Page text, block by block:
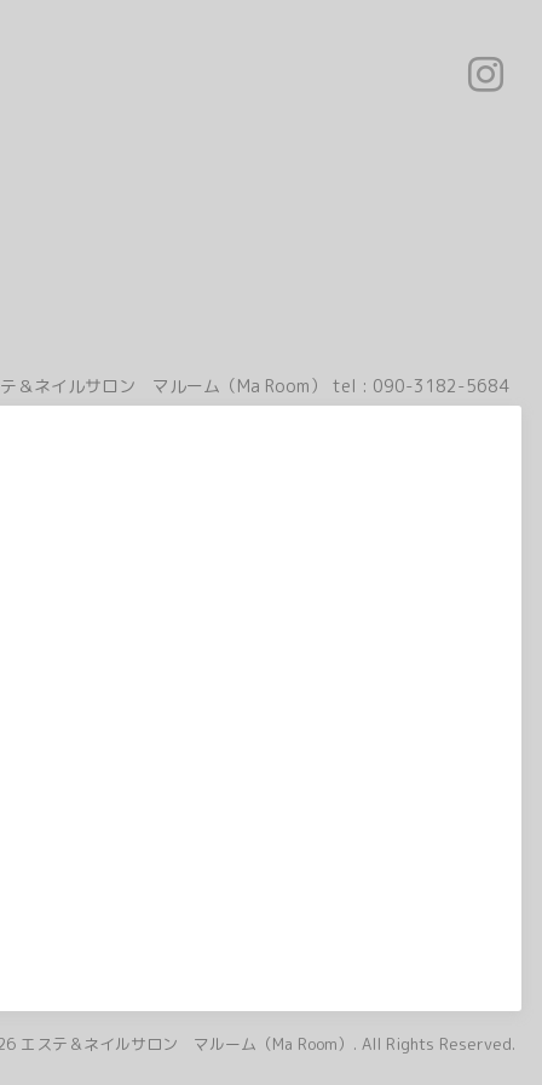
＆ネイルサロン マルーム（Ma Room） tel : 090-3182-5684
エステ＆ネイルサロン マルーム（Ma Room） . All Rights Reserved.